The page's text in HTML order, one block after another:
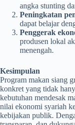
angka stunting
Peningkatan
dapat belajar
Penggerak
produsen lokal
menengah.
Kesimpulan
Program makan siang
konkret yang tidak
kebutuhan mendesak
nilai ekonomi syariah
kebijakan publik.